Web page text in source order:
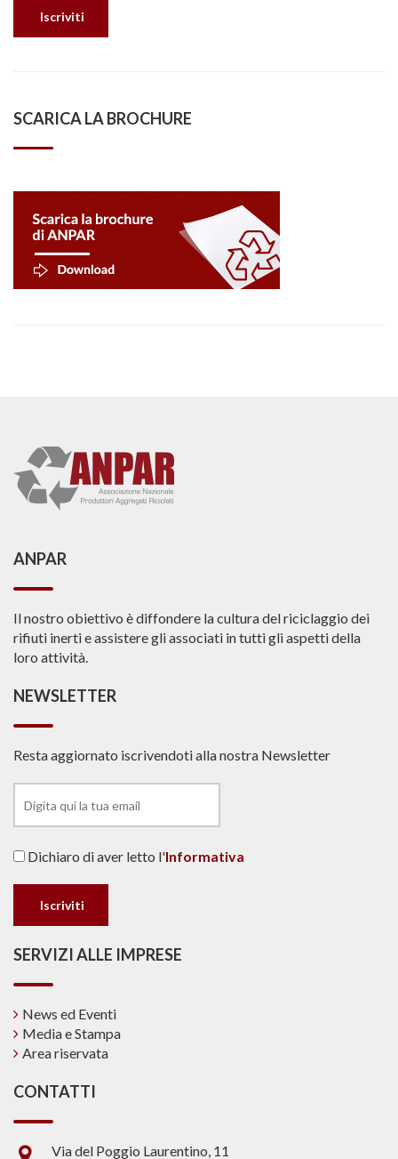
SCARICA LA BROCHURE
ANPAR
Il nostro obiettivo è diffondere la cultura del riciclaggio dei
rifiuti inerti e assistere gli associati in tutti gli aspetti della
loro attività.
NEWSLETTER
Resta aggiornato iscrivendoti alla nostra Newsletter
Dichiaro di aver letto l'Informativa
SERVIZI ALLE IMPRESE
News ed Eventi
Media e Stampa
Area riservata
CONTATTI
Via del Poggio Laurentino, 11